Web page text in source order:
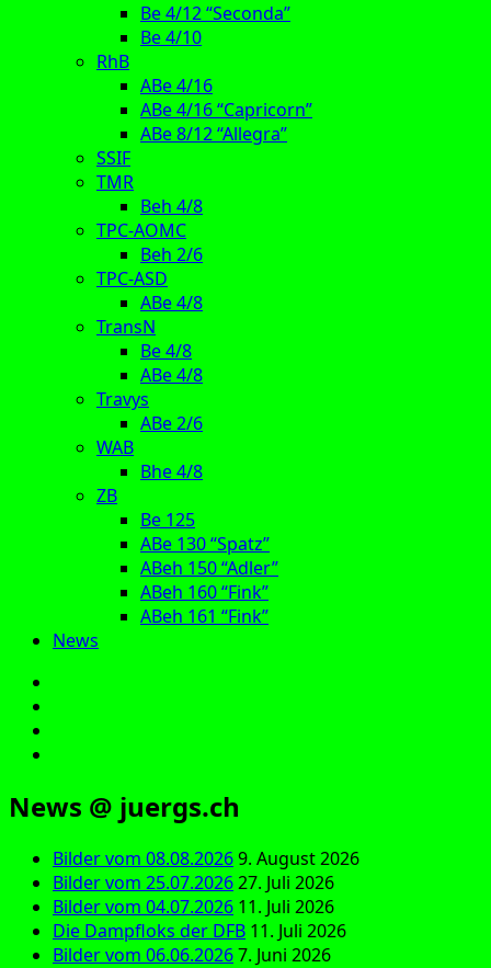
Be 4/12 “Seconda”
Be 4/10
RhB
ABe 4/16
ABe 4/16 “Capricorn”
ABe 8/12 “Allegra”
SSIF
TMR
Beh 4/8
TPC-AOMC
Beh 2/6
TPC-ASD
ABe 4/8
TransN
Be 4/8
ABe 4/8
Travys
ABe 2/6
WAB
Bhe 4/8
ZB
Be 125
ABe 130 “Spatz”
ABeh 150 “Adler”
ABeh 160 “Fink”
ABeh 161 “Fink”
News
News @ juergs.ch
Bilder vom 08.08.20269. August 2026
Bilder vom 25.07.202627. Juli 2026
Bilder vom 04.07.2026 11. Juli 2026
Die Dampfloks der DFB 11. Juli 2026
Bilder vom 06.06.20267. Juni 2026